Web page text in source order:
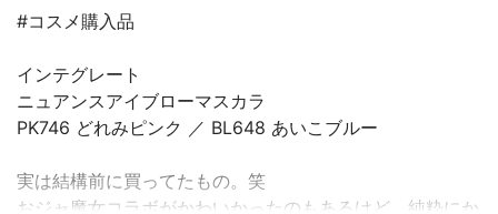
#コスメ購入品
インテグレート
ニュアンスアイブローマスカラ
PK746 どれみピンク ／ BL648 あいこブルー
実は結構前に買ってたもの。笑
おジャ魔女コラボがかわいかったのもあるけど、純粋にか